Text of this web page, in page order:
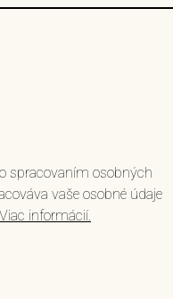
spracovaním osobných
vaše osobné údaje
Viac informácií.